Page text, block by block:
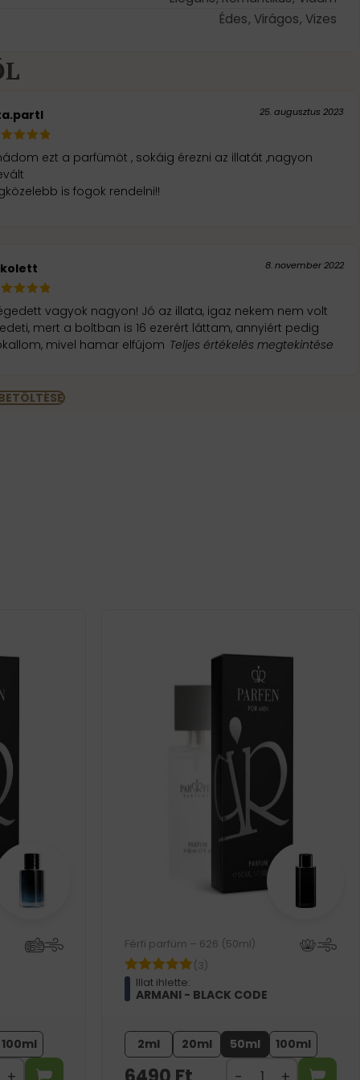
Édes, Virágos, Vizes
25. augusztus 2023
a parfümöt , sokáig érezni az illatát ,nagyon
is fogok rendelni!!
8. november 2022
vagyok nagyon! Jó az illata, igaz nekem nem volt
mert a boltban is 16 ezerért láttam, annyiért pedig
mivel hamar elfújom Teljes értékelés megtekintése
100ml
Férfi parfüm – 626 (50ml)
(3)
Illat ihlette:
ARMANI - BLACK CODE
2ml 20ml 50ml 100ml